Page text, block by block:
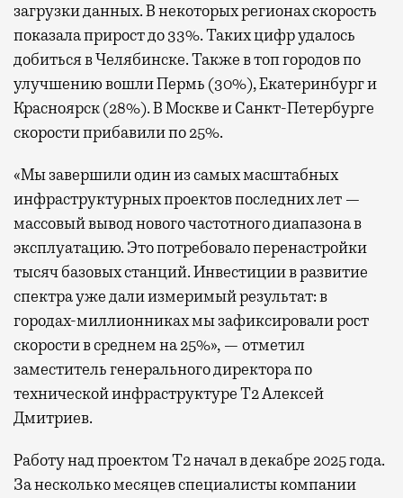
загрузки данных. В некоторых регионах скорость
показала прирост до 33%. Таких цифр удалось
добиться в Челябинске. Также в топ городов по
улучшению вошли Пермь (30%), Екатеринбург и
Красноярск (28%). В Москве и Санкт-Петербурге
скорости прибавили по 25%.
«Мы завершили один из самых масштабных
инфраструктурных проектов последних лет —
массовый вывод нового частотного диапазона в
эксплуатацию. Это потребовало перенастройки
тысяч базовых станций. Инвестиции в развитие
спектра уже дали измеримый результат: в
городах-миллионниках мы зафиксировали рост
скорости в среднем на 25%», — отметил
заместитель генерального директора по
технической инфраструктуре Т2 Алексей
Дмитриев.
Работу над проектом Т2 начал в декабре 2025 года.
За несколько месяцев специалисты компании